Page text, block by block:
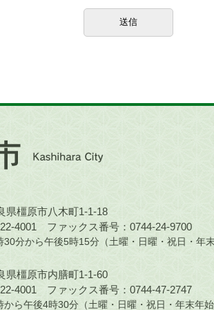
橿原市八木町1-1-18
4001 ファックス番号：0744-24-9700
30分から午後5時15分（土曜・日曜・祝日・年末
橿原市内膳町1-1-60
4001 ファックス番号：0744-47-2747
から午後4時30分（土曜・日曜・祝日・年末年始